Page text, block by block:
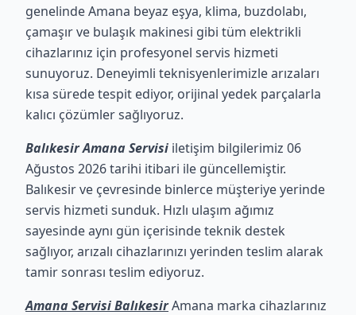
genelinde Amana beyaz eşya, klima, buzdolabı,
çamaşır ve bulaşık makinesi gibi tüm elektrikli
cihazlarınız için profesyonel servis hizmeti
sunuyoruz. Deneyimli teknisyenlerimizle arızaları
kısa sürede tespit ediyor, orijinal yedek parçalarla
kalıcı çözümler sağlıyoruz.
Balıkesir Amana Servisi iletişim bilgilerimiz 06
Ağustos 2026 tarihi itibari ile güncellemiştir.
Balıkesir ve çevresinde binlerce müşteriye yerinde
servis hizmeti sunduk. Hızlı ulaşım ağımız
sayesinde aynı gün içerisinde teknik destek
sağlıyor, arızalı cihazlarınızı yerinden teslim alarak
tamir sonrası teslim ediyoruz.
Amana Servisi BalıkesirAmana marka cihazlarınız